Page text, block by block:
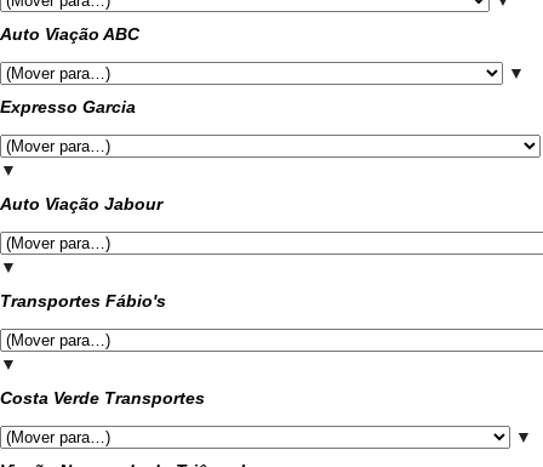
Auto Viação ABC
▼
Expresso Garcia
▼
Auto Viação Jabour
▼
Transportes Fábio's
▼
Costa Verde Transportes
▼